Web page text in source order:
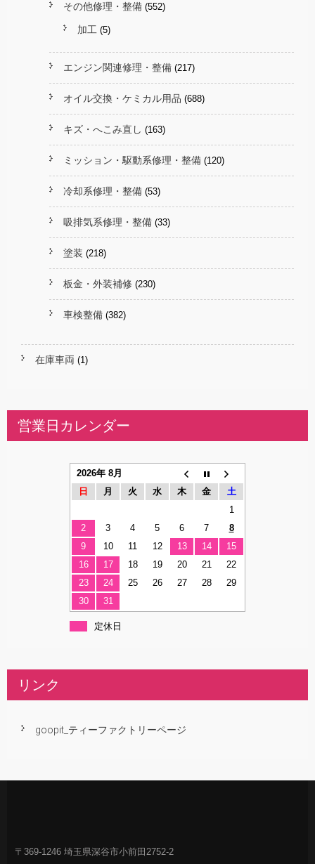
その他修理・整備 (552)
加工 (5)
エンジン関連修理・整備 (217)
オイル交換・ケミカル用品 (688)
キズ・へこみ直し (163)
ミッション・駆動系修理・整備 (120)
冷却系修理・整備 (53)
吸排気系修理・整備 (33)
塗装 (218)
板金・外装補修 (230)
車検整備 (382)
在庫車両 (1)
営業日カレンダー
2026年 8月
日
月 火 水 木 金
土
1
2
3 4 5 6 7
8
9
10 11 12 13 14
15
16
17 18 19 20 21
22
23
24 25 26 27 28
29
30
31
定休日
リンク
goopit_ティーファクトリーページ
〒369-1246 埼玉県深谷市小前田2752-2